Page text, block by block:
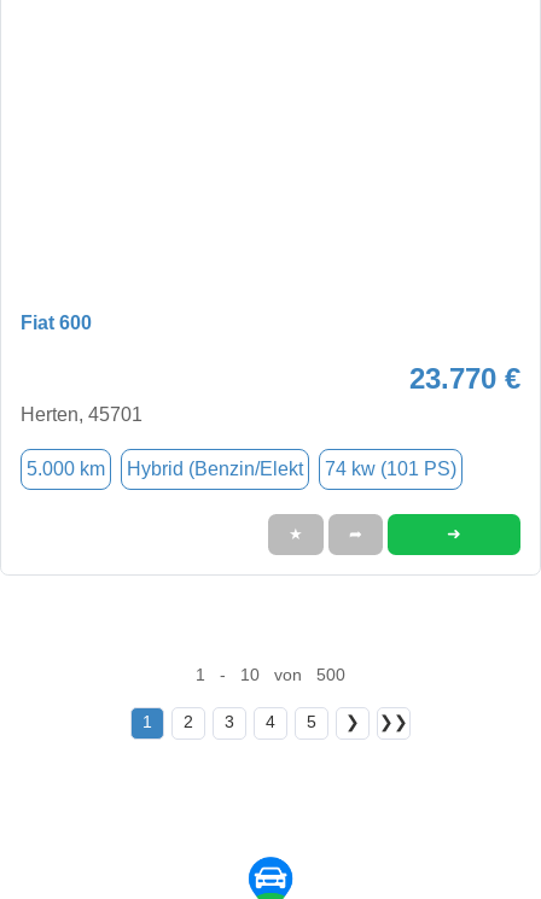
Fiat 600
23.770 €
Herten, 45701
5.000 km Hybrid (Benzin/Elekt 74 kw (101 PS)
★ ➦ ➜
1 - 10 von 500
1 2 3 4 5 ❯ ❯❯